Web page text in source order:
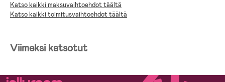
Katso kaikki maksuvaihtoehdot täältä
Katso kaikki toimitusvaihtoehdot täältä
Viimeksi katsotut